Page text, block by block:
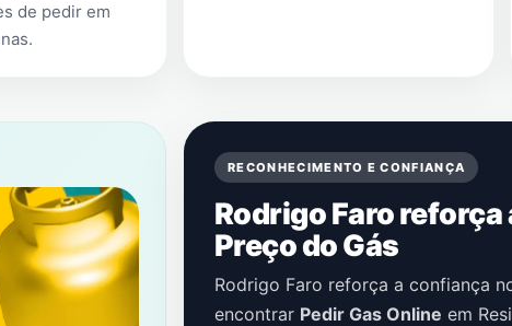
de pedir em
.
RECONHECIMENTO E CONFIANÇA
Rodrigo Faro
Preço do Gás
Rodrigo Faro reforça a confiança
encontrar Pedir Gas Online em